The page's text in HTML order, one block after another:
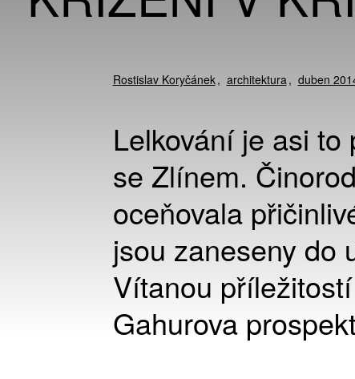
Rostislav Koryčánek architektura duben
Lelkování je asi to
se Zlínem.
oceňovala
jsou zaneseny do
Vítanou
Gahurova